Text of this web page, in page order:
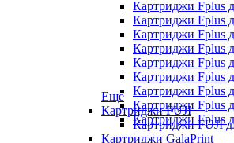
Картриджи Fplus
Картриджи Fplus
Картриджи Fplus
Картриджи Fplus
Картриджи Fplus
Картриджи Fplus
Картриджи Fplus
Картриджи Fplus
Картриджи Fplus
Еще
Картриджи FUJI
Картриджи FUJI
Картриджи GalaPrint